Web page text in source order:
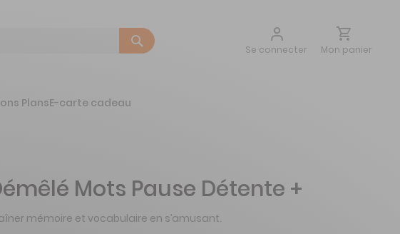
Se connecter
Aller
Mon panier
PlansE-carte cadeau
Mots Pause Détente +
mémoire et vocabulaire en s’amusant.